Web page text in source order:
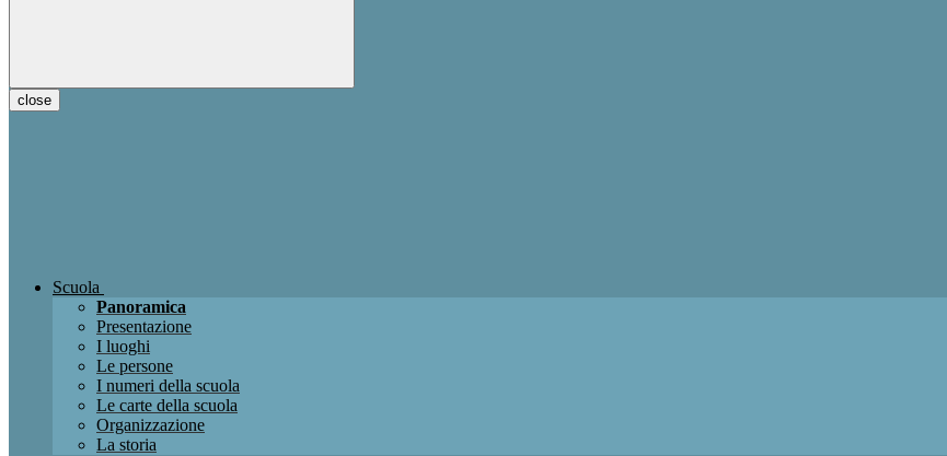
close
Scuola
Panoramica
Presentazione
I luoghi
Le persone
I numeri della scuola
Le carte della scuola
Organizzazione
La storia